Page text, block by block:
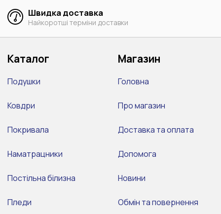
Швидка доставка
Найкоротші терміни доставки
Каталог
Подушки
Ковдри
Покривала
Наматрацники
Постільна білизна
Пледи
Магазин
Головна
Про магазин
Доставка та оплата
Допомога
Новини
Обмін та повернення